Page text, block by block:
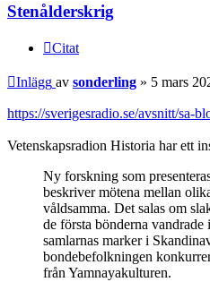
Stenålderskrig
Citat
Inlägg av sonderling » 5 mars
https://sverigesradio.se/avsnitt/sa-
Vetenskapsradion Historia har ett
Ny forskning som
beskriver mötena mellan
våldsamma. Det salas om
de första bönderna
samlarnas marker i
bondebefolkningen
från Yamnayakulturen.